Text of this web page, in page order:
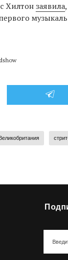
Хилтонзаявила